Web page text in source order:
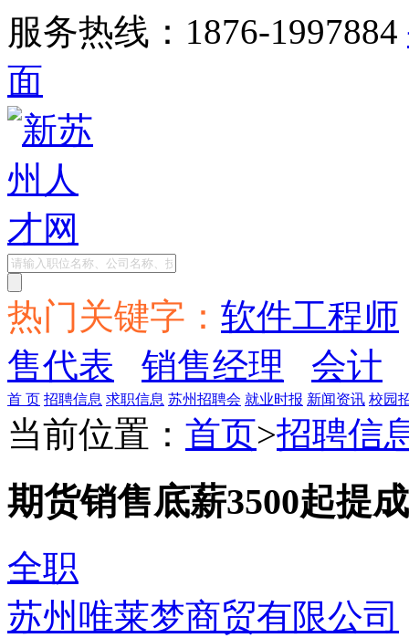
服务热线：1876-1997884
面
热门关键字： 软件工程师
售代表
销售经理 会计
首 页 招聘信息 求职信息 苏州招聘会 就业时报 新闻资讯 校园
当前位置： 首页>招聘信
期货销售底薪3500起提
全职
苏州唯莱梦商贸有限公司